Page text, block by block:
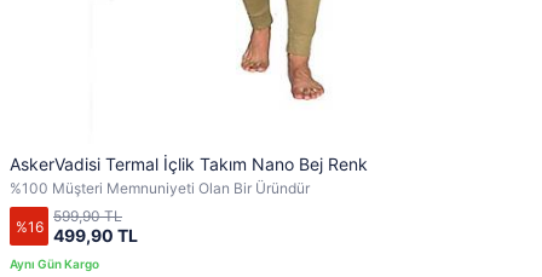
AskerVadisi Termal İçlik Takım Nano Bej Renk
%100 Müşteri Memnuniyeti Olan Bir Üründür
%16 499,90 TL
599,90 TL